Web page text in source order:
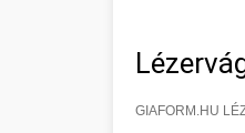
GIAFORM.HU